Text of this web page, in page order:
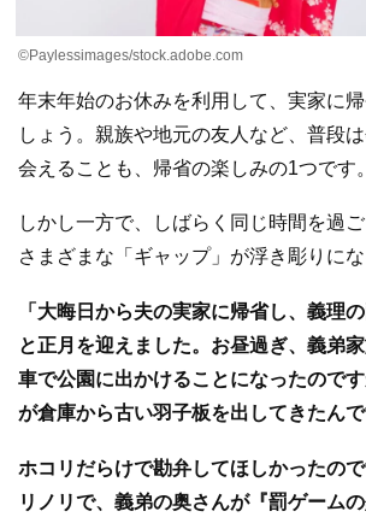
©Paylessimages/stock.adobe.com
年末年始のお休みを利用して、実家に
しょう。親族や地元の友人など、普段
会えることも、帰省の楽しみの1つです。
しかし一方で、しばらく同じ時間を過ご
さまざまな「ギャップ」が浮き彫りにな
「大晦日から夫の実家に帰省し、義理
と正月を迎えました。お昼過ぎ、義弟
車で公園に出かけることになったので
が倉庫から古い羽子板を出してきたんで
ホコリだらけで勘弁してほしかったの
リノリで、義弟の奥さんが『罰ゲーム